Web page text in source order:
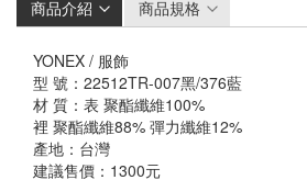
商品介紹 商品規格
YONEX / 服飾
型 號：22512TR-007黑/376藍
材 質：表 聚酯纖維100%
裡 聚酯纖維88% 彈力纖維12%
產地：台灣
建議售價：1300元